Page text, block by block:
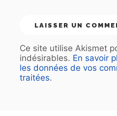
Ce site utilise Akismet
indésirables. En savoir
les données de vos
traitées.